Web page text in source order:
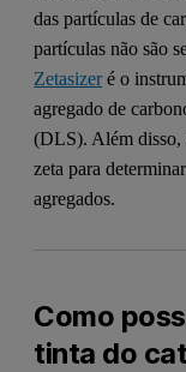
das partículas de
partículas não são
Zetasizeré o
agregado de
(DLS). Além disso,
zeta para
agregados.
Como
tinta do